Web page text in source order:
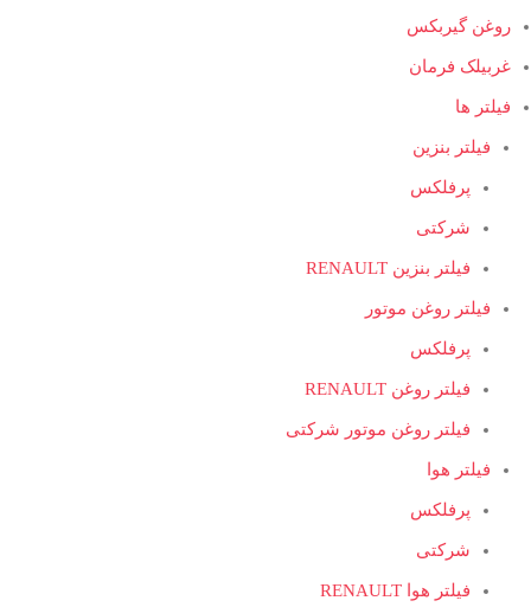
روغن گیربکس
غربیلک فرمان
فیلتر ها
فیلتر بنزین
پرفلکس
شرکتی
فیلتر بنزین RENAULT
فیلتر روغن موتور
پرفلکس
فیلتر روغن RENAULT
فیلتر روغن موتور شرکتی
فیلتر هوا
پرفلکس
شرکتی
فیلتر هوا RENAULT